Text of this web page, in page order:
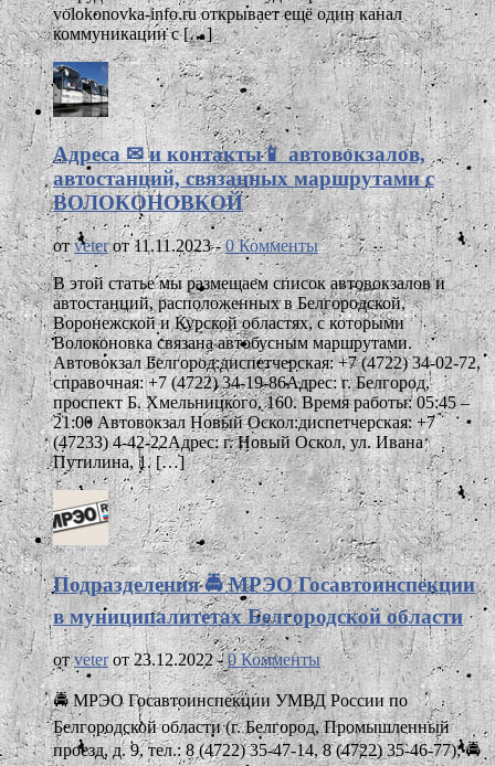
volokonovka-info.ru открывает ещё один канал
коммуникации с […]
Адреса ✉ и контакты📱 автовокзалов,
автостанций, связанных маршрутами с
ВОЛОКОНОВКОЙ
отveterот 11.11.2023 -0 Комменты
В этой статье мы размещаем список автовокзалов и
автостанций, расположенных в Белгородской,
Воронежской и Курской областях, с которыми
Волоконовка связана автобусным маршрутами.
Автовокзал Белгород:диспетчерская: +7 (4722) 34-02-72,
справочная: +7 (4722) 34-19-86Адрес: г. Белгород,
проспект Б. Хмельницкого, 160. Время работы: 05:45 –
21:00 Автовокзал Новый Оскол:диспетчерская: +7
(47233) 4-42-22Адрес: г. Новый Оскол, ул. Ивана
Путилина, 1. […]
Подразделения 🚔 МРЭО Госавтоинспекции
в муниципалитетах Белгородской области
отveterот 23.12.2022 -0 Комменты
🚔 МРЭО Госавтоинспекции УМВД России по
Белгородской области (г. Белгород, Промышленный
проезд, д. 9, тел.: 8 (4722) 35-47-14, 8 (4722) 35-46-77); 🚔